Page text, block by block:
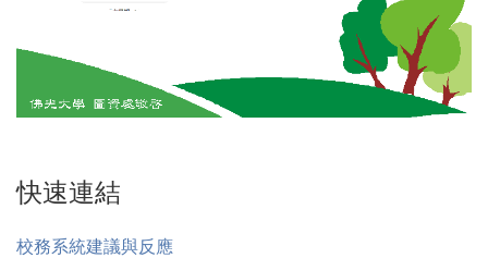
快速連結
校務系統建議與反應